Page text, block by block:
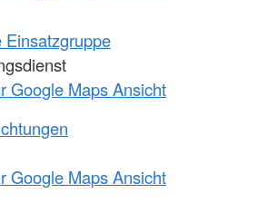
Einsatzgruppe
Google Maps Ansicht
Google Maps Ansicht